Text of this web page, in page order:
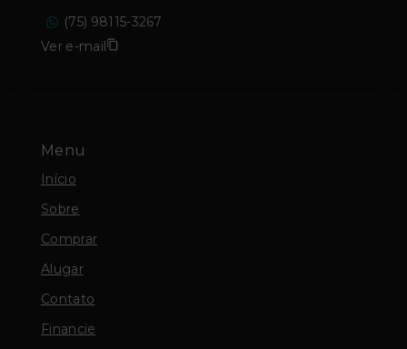
Menu
Início
Sobre
Comprar
Alugar
Contato
Financie
(75) 98115-3267
Ver e-mail